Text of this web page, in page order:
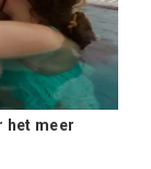
het meer